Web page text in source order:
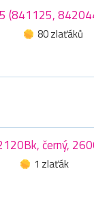
(841125,
80 zlaťáků
černý,
1 zlaťák